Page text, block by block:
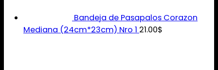
Bandeja de Pasapalos Corazon
Mediana (24cm*23cm) Nro 1 21.00$